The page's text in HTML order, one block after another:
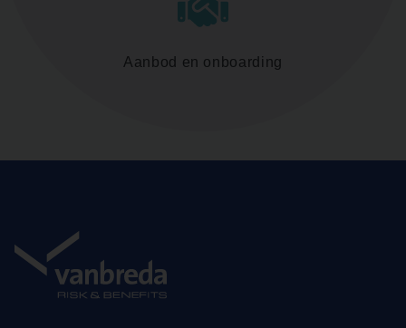
Aanbod en onboarding